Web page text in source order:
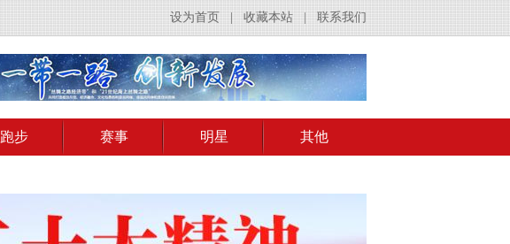
联系我们
收藏本站
设为首页
跑步 赛事 明星 其他